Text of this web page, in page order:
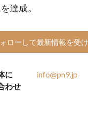
達成。
ローして最新情報を受
に
わせ
info@pn9.jp